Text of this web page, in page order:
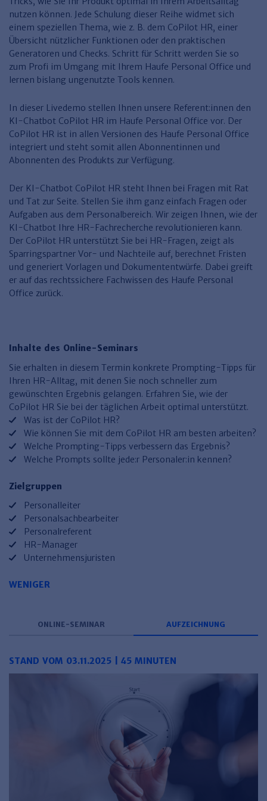
Personalmanagement und
Organisation
Personalentwicklung und
Talentmanagement
Persönlichkeitsentwicklung
Entgeltabrechnung
Steuerkanzlei und Gebühren
Software und Tools
Familien- und Erbrecht
Miet- und WE-Recht
Rechtsanwaltskanzlei und Gebühren
Verkehrsrecht
Sozialrecht
Compliance
Insolvenzrecht
Medizinrecht
Miet- und Bestandsverwaltung
WEG-Verwaltung
Wohnungswirtschaft
Finden Sie Ihr Thema
TV-L
TVöD
SGB & Sozialwesen
Arbeitsschutz & BGM
Finden Sie Ihr Thema
Betriebliches
Gesundheitsmanagement
Zurück
Finden Sie Ihr Thema
Haufe Personal Office
Haufe Finance Office
Haufe Zeugnis Manager
Sozialrechtprodukte
Haufe Arbeitsschutz
Haufe TVöD/TV-L Office
Haufe Immobilien
nutzen können. Jede Schulung dieser Reihe widmet sich
einem speziellen Thema, wie z. B. dem CoPilot HR, einer
Übersicht nützlicher Funktionen oder den praktischen
Generatoren und Checks. Schritt für Schritt werden Sie so
zum Profi im Umgang mit Ihrem Haufe Personal Office und
lernen bislang ungenutzte Tools kennen.
In dieser Livedemo stellen Ihnen unsere Referent:innen den
KI-Chatbot CoPilot HR im Haufe Personal Office vor. Der
CoPilot HR ist in allen Versionen des Haufe Personal Office
integriert und steht somit allen Abonnentinnen und
Abonnenten des Produkts zur Verfügung.
Der KI-Chatbot CoPilot HR steht Ihnen bei Fragen mit Rat
und Tat zur Seite. Stellen Sie ihm ganz einfach Fragen oder
Aufgaben aus dem Personalbereich. Wir zeigen Ihnen, wie der
KI-Chatbot Ihre HR-Fachrecherche revolutionieren kann.
Der CoPilot HR unterstützt Sie bei HR-Fragen, zeigt als
Sparringspartner Vor- und Nachteile auf, berechnet Fristen
und generiert Vorlagen und Dokumententwürfe. Dabei greift
er auf das rechtssichere Fachwissen des Haufe Personal
Office zurück.
Inhalte des Online-Seminars
Sie erhalten in diesem Termin konkrete Prompting-Tipps für
Ihren HR-Alltag, mit denen Sie noch schneller zum
gewünschten Ergebnis gelangen. Erfahren Sie, wie der
CoPilot HR Sie bei der täglichen Arbeit optimal unterstützt.
Was ist der CoPilot HR?
Wie können Sie mit dem CoPilot HR am besten arbeiten?
Welche Prompting-Tipps verbessern das Ergebnis?
Welche Prompts sollte jede:r Personaler:in kennen?
Zielgruppen
Personalleiter
Personalsachbearbeiter
Personalreferent
HR-Manager
Unternehmensjuristen
WENIGER
ONLINE-SEMINAR AUFZEICHNUNG
STAND VOM 03.11.2025 | 45 MINUTEN